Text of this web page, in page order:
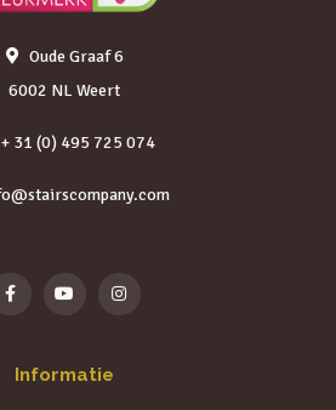
Oude Graaf 6
6002 NL Weert
+ 31 (0) 495 725 074
Informatie